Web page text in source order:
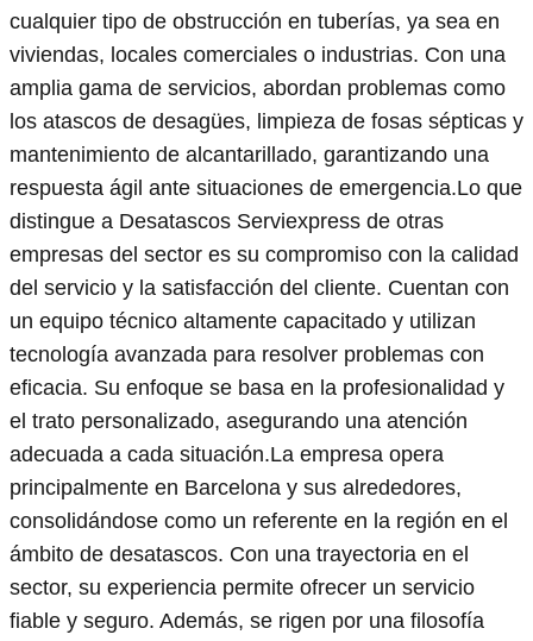
cualquier tipo de obstrucción en tuberías, ya sea en
viviendas, locales comerciales o industrias. Con una
amplia gama de servicios, abordan problemas como
los atascos de desagües, limpieza de fosas sépticas y
mantenimiento de alcantarillado, garantizando una
respuesta ágil ante situaciones de emergencia.Lo que
distingue a Desatascos Serviexpress de otras
empresas del sector es su compromiso con la calidad
del servicio y la satisfacción del cliente. Cuentan con
un equipo técnico altamente capacitado y utilizan
tecnología avanzada para resolver problemas con
eficacia. Su enfoque se basa en la profesionalidad y
el trato personalizado, asegurando una atención
adecuada a cada situación.La empresa opera
principalmente en Barcelona y sus alrededores,
consolidándose como un referente en la región en el
ámbito de desatascos. Con una trayectoria en el
sector, su experiencia permite ofrecer un servicio
fiable y seguro. Además, se rigen por una filosofía